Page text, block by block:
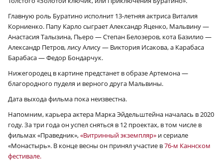
Главную роль Буратино исполнит 13-летняя актриса Виталия
Корниенко. Папу Карло сыграет Александр Яценко, Мальвину —
Анастасия Талызина, Пьеро — Степан Белозеров, кота Базилио —
Александр Петров, лису Алису — Виктория Исакова, а Карабаса
Барабаса — Федор Бондарчук.
Нижегородец в картине предстанет в образе Артемона —
благородного пуделя и верного друга Мальвины.
Дата выхода фильма пока неизвестна.
Напомним, карьера актера Марка Эйдельштейна началась в 2020
году. За три года он успел сняться в 12 проектах, в том числе в
фильмах «Праведник»,«Витринный экземпляр» и сериале
«Монастырь». В конце весны он принял участие в76‑м Каннском
фестивале.